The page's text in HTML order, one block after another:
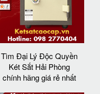
Tìm Đại Lý Độc Quyền
Két Sắt Hải Phòng
chính hãng giá rẻ nhất